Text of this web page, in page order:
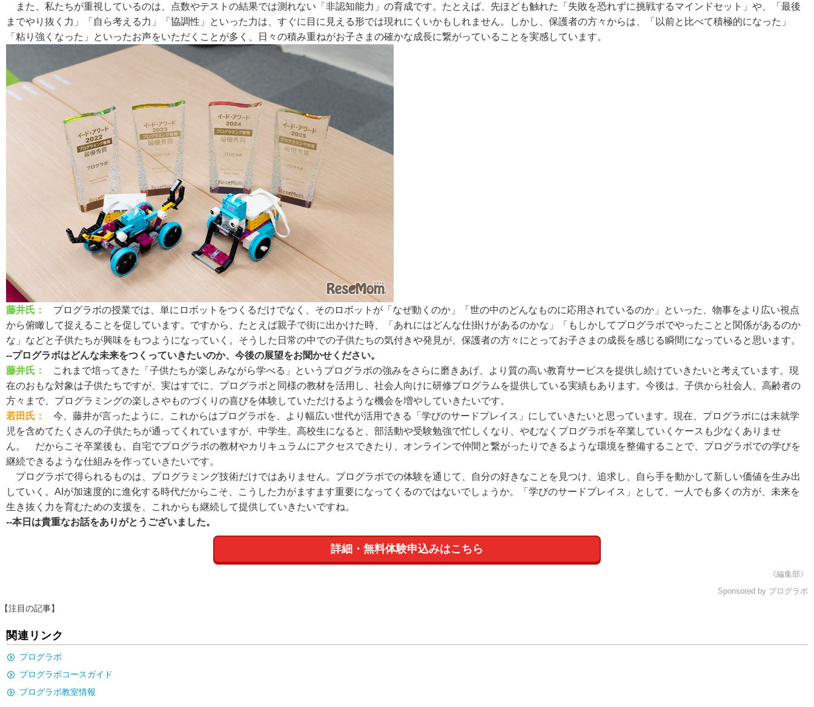
また、私たちが重視しているのは、点数やテストの結果では測れない「非認知能力」の育成です。たとえば、先ほども触れた「失敗を恐れずに挑戦するマインドセット」や、「最後
までやり抜く力」「自ら考える力」「協調性」といった力は、すぐに目に見える形では現れにくいかもしれません。しかし、保護者の方々からは、「以前と比べて積極的になった」
「粘り強くなった」といったお声をいただくことが多く、日々の積み重ねがお子さまの確かな成長に繋がっていることを実感しています。
藤井氏：
プログラボの授業では、単にロボットをつくるだけでなく、そのロボットが「なぜ動くのか」「世の中のどんなものに応用されているのか」といった、物事をより広い視点
から俯瞰して捉えることを促しています。ですから、たとえば親子で街に出かけた時、「あれにはどんな仕掛けがあるのかな」「もしかしてプログラボでやったことと関係があるのか
な」などと子供たちが興味をもつようになっていく。そうした日常の中での子供たちの気付きや発見が、保護者の方々にとってお子さまの成長を感じる瞬間になっていると思います。
--プログラボはどんな未来をつくっていきたいのか、今後の展望をお聞かせください。
藤井氏：
これまで培ってきた「子供たちが楽しみながら学べる」というプログラボの強みをさらに磨きあげ、より質の高い教育サービスを提供し続けていきたいと考えています。現
在のおもな対象は子供たちですが、実はすでに、プログラボと同様の教材を活用し、社会人向けに研修プログラムを提供している実績もあります。今後は、子供から社会人、高齢者の
方々まで、プログラミングの楽しさやものづくりの喜びを体験していただけるような機会を増やしていきたいです。
若田氏：
今、藤井が言ったように、これからはプログラボを、より幅広い世代が活用できる「学びのサードプレイス」にしていきたいと思っています。現在、プログラボには未就学
児を含めてたくさんの子供たちが通ってくれていますが、中学生、高校生になると、部活動や受験勉強で忙しくなり、やむなくプログラボを卒業していくケースも少なくありませ
ん。 だからこそ卒業後も、自宅でプログラボの教材やカリキュラムにアクセスできたり、オンラインで仲間と繋がったりできるような環境を整備することで、プログラボでの学びを
継続できるような仕組みを作っていきたいです。
プログラボで得られるものは、プログラミング技術だけではありません。プログラボでの体験を通じて、自分の好きなことを見つけ、追求し、自ら手を動かして新しい価値を生み出
していく。AIが加速度的に進化する時代だからこそ、こうした力がますます重要になってくるのではないでしょうか。「学びのサードプレイス」として、一人でも多くの方が、未来を
生き抜く力を育むための支援を、これからも継続して提供していきたいですね。
--本日は貴重なお話をありがとうございました。
詳細・無料体験申込みはこちら
《編集部》
Sponsored by プログラボ
【注目の記事】
関連リンク
プログラボ
プログラボコースガイド
プログラボ教室情報